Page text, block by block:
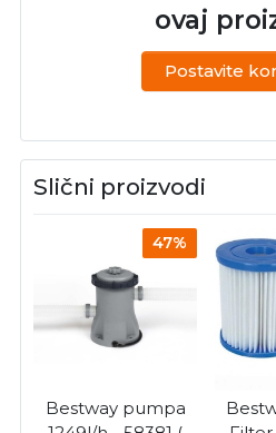
ovaj
Postavite
Slični proizvodi
47%
Bestway pumpa